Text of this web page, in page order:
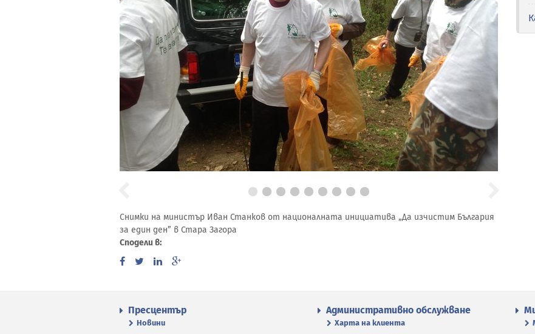
Снимки на министър Иван Станков от националната инициатива „Да изчистим България
за един ден” в Стара Загора
Сподели в:
Пресцентър
Новини
Административно обслужване
Харта на клиента